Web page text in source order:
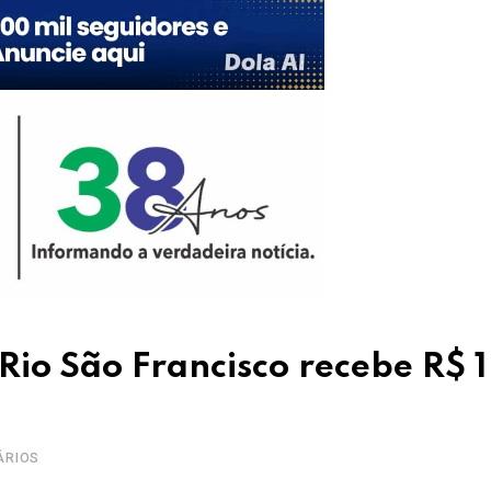
São Francisco recebe R$